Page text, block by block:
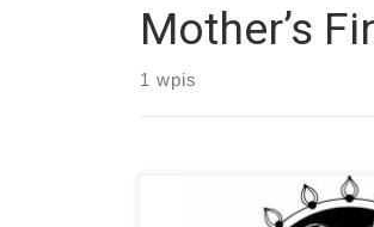
Mother’s
1 wpis
Sensi Seeds to holenderski